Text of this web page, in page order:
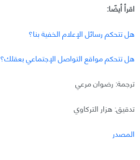
اقرأ أيضًا:
هل تتحكم رسائل الإعلام الخفية بنا؟
هل تتحكم مواقع التواصل الإجتماعي بعقلك؟
ترجمة: رضوان مرعي
تدقيق: هزار التركاوي
المصدر